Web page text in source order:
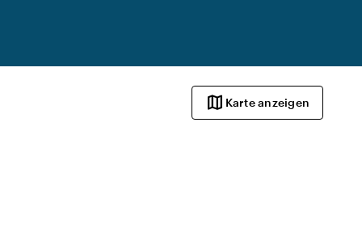
map Karte anzeigen